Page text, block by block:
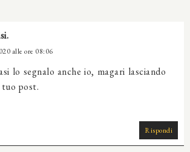
alle ore 08:06
lo segnalo anche io, magari lasciando
post.
Rispondi